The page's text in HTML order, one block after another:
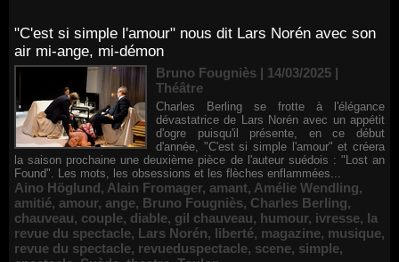
"C'est si simple l'amour" nous dit Lars Norén avec son
air mi-ange, mi-démon
Bruno Fougniès | 14/03/2025 |
Théâtre
Charles Berling se frotte à l'élégance
dévastatrice de Lars Norén avec un appétit
d'ogre puisqu'il présente, en ce début
d'année, "C'est si simple l'amour" et créera
la saison prochaine une deuxième pièce de l'auteur suédois : "Lost an
Found". Les mots, les obsessions et les flèches enflammées...
Aino Höglund, Alain Fromager, amant, Amélie Wendling,
amitié, amour, ange, Bruno Fougniès, Charles Berling,
chauveau, couple, diable, gil chauveau, humour, ivresse, la
revue du spectacle, Lars Norén, liberté, magazine, musique,
revue du spectacle, revueduspectacle, scene, simple,